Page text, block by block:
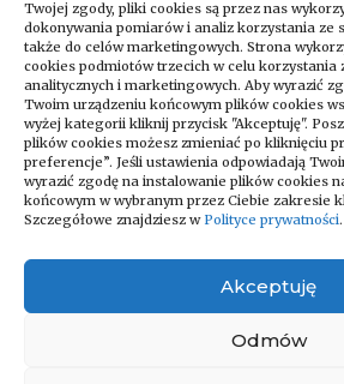
Twojej zgody, pliki cookies są przez nas
dokonywania pomiarów i analiz korzystania ze
także do celów marketingowych. Strona
cookies podmiotów trzecich w celu korzystania
analitycznych i marketingowych. Aby wyrazić
Twoim urządzeniu końcowym plików cookies
wyżej kategorii kliknij przycisk "Akceptuję".
plików cookies możesz zmieniać po kliknięciu
preferencje”. Jeśli ustawienia odpowiadają
wyrazić zgodę na instalowanie plików cookies
końcowym w wybranym przez Ciebie zakresie
Szczegółowe znajdziesz w Polityce prywatności.
Akceptuję
Odmów
Zapraszamy do odwiedzania naszego
bloga, który codziennie dostarcza
najświeższe newsy na różne tematy!
Niezależnie od tego, czy interesujesz się
podróżami – znajdziesz u nas coś dla
siebie. Regularnie publikujemy artykuły
pełne ciekawostek, porad i analiz
bieżących wydarzeń z całego świata.